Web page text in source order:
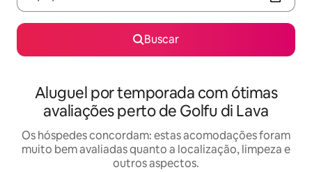
Buscar
Aluguel por temporada com ótimas
avaliações perto de Golfu di Lava
Os hóspedes concordam: estas acomodações foram
muito bem avaliadas quanto a localização, limpeza e
outros aspectos.